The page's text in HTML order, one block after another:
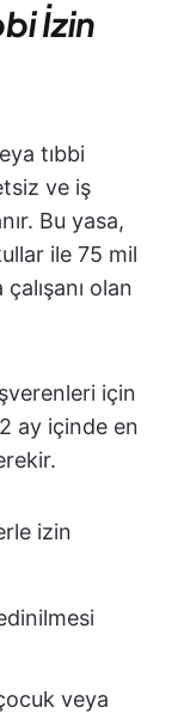
İzin
tıbbi
ve iş
Bu yasa,
ile 75 mil
olan
için
ay içinde en
izin
veya